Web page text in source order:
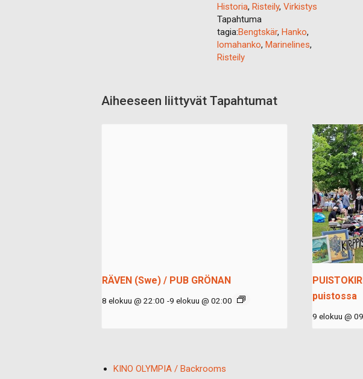
Historia, Risteily, Virkistys
Tapahtuma
tagia:Bengtskär, Hanko,
lomahanko, Marinelines,
Risteily
Aiheeseen liittyvät Tapahtumat
RÄVEN (Swe) / PUB GRÖNAN
8 elokuu @ 22:00 -9 elokuu @ 02:00
puistossa
9 elokuu @
KINO OLYMPIA / Backrooms